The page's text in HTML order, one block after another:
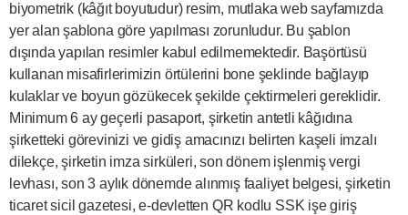
biyometrik (kâğıt boyutudur) resim, mutlaka web sayfamızda
yer alan şablona göre yapılması zorunludur. Bu şablon
dışında yapılan resimler kabul edilmemektedir. Başörtüsü
kullanan misafirlerimizin örtülerini bone şeklinde bağlayıp
kulaklar ve boyun gözükecek şekilde çektirmeleri gereklidir.
Minimum 6 ay geçerli pasaport, şirketin antetli kâğıdına
şirketteki görevinizi ve gidiş amacınızı belirten kaşeli imzalı
dilekçe, şirketin imza sirküleri, son dönem işlenmiş vergi
levhası, son 3 aylık dönemde alınmış faaliyet belgesi, şirketin
ticaret sicil gazetesi, e-devletten QR kodlu SSK işe giriş